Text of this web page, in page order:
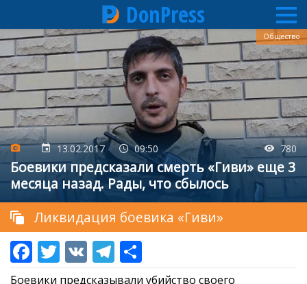
Перейти
к
основному
содержанию
DonPress
13.02.2017 09:50 780
Боевики предсказали смерть «Гиви» еще 3
месяца назад. Рады, что сбылось
Общество
Ликвидация боевика «Гиви»
Боевики предсказывали убийство своего